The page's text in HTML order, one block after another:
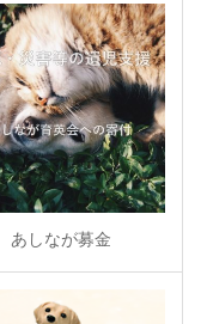
あしなが募金